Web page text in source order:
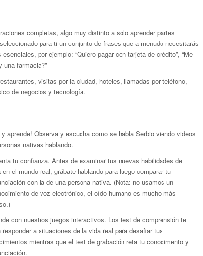
completas, algo muy distinto a solo aprender partes
para ti un conjunto de frases que a menudo necesitarás
por ejemplo: “Quiero pagar con tarjeta de crédito”, “Me
una farmacia?”
visitas por la ciudad, hoteles, llamadas por teléfono,
de negocios y tecnología.
y aprende! Observa y escucha como se habla Serbio viendo videos
nativas hablando.
tu confianza. Antes de examinar tus nuevas habilidades de
en el mundo real, grábate hablando para luego comparar tu
con la de una persona nativa. (Nota: no usamos un
de voz electrónico, el oído humano es mucho más
con nuestros juegos interactivos. Los test de comprensión te
responder a situaciones de la vida real para desafiar tus
mientras que el test de grabación reta tu conocimento y